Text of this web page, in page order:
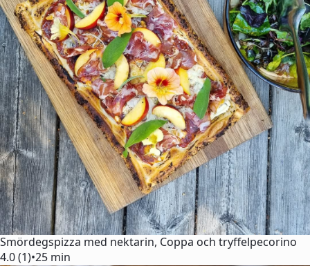
Smördegspizza med nektarin, Coppa och tryffelpecorino
4.0 (1)•25 min